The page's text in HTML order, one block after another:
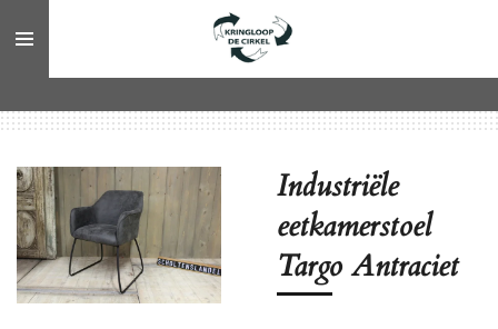
direct
hoofdinhoud
Industriële
eetkamerstoel
Targo Antraciet